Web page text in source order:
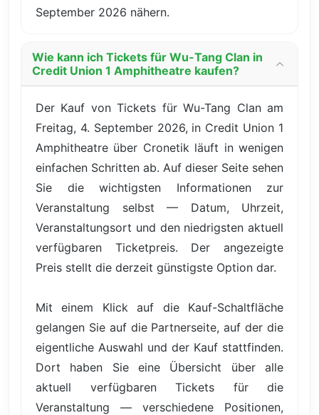
September 2026 nähern.
Wie kann ich Tickets für Wu-Tang Clan in
Credit Union 1 Amphitheatre kaufen?
Der Kauf von Tickets für Wu-Tang Clan am
Freitag, 4. September 2026, in Credit Union 1
Amphitheatre über Cronetik läuft in wenigen
einfachen Schritten ab. Auf dieser Seite sehen
Sie die wichtigsten Informationen zur
Veranstaltung selbst — Datum, Uhrzeit,
Veranstaltungsort und den niedrigsten aktuell
verfügbaren Ticketpreis. Der angezeigte
Preis stellt die derzeit günstigste Option dar.
Mit einem Klick auf die Kauf-Schaltfläche
gelangen Sie auf die Partnerseite, auf der die
eigentliche Auswahl und der Kauf stattfinden.
Dort haben Sie eine Übersicht über alle
aktuell verfügbaren Tickets für die
Veranstaltung — verschiedene Positionen,